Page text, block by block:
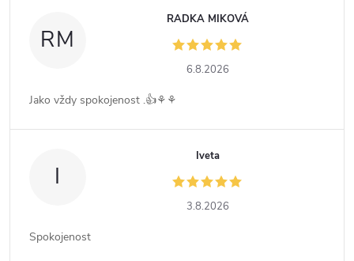
RM
RADKA MIKOVÁ
6.8.2026
Jako vždy spokojenost .👍⚘️⚘️
I
Iveta
3.8.2026
Spokojenost